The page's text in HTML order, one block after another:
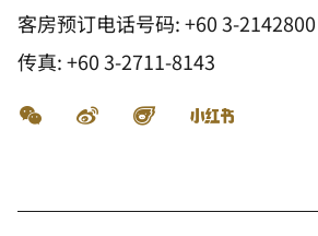
客房预订电话号码: +60 3-2142800
传真:+60 3-2711-8143
微信 微博 飞猪